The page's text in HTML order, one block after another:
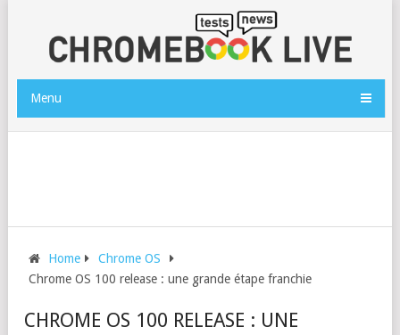
Menu
Home
Chrome OS
Chrome OS 100 release : une grande étape franchie
CHROME OS 100 RELEASE : UNE